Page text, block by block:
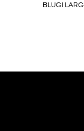
BLUGI LARGI